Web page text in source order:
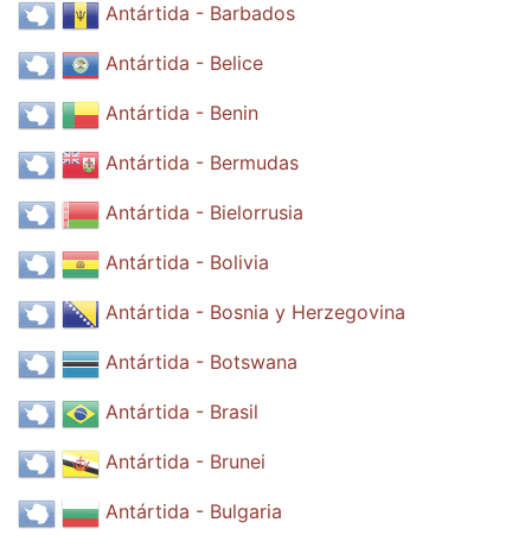
Antártida - Barbados
Antártida - Belice
Antártida - Benin
Antártida - Bermudas
Antártida - Bielorrusia
Antártida - Bolivia
Antártida - Bosnia y Herzegovina
Antártida - Botswana
Antártida - Brasil
Antártida - Brunei
Antártida - Bulgaria